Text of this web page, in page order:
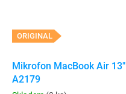
ORIGINAL
Mikrofon MacBook Air 13"
A2179